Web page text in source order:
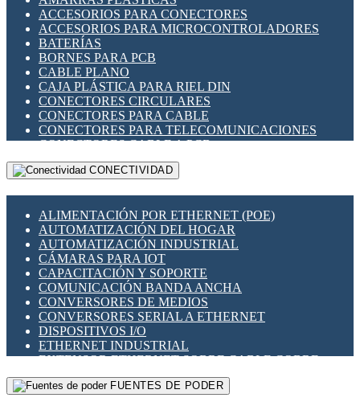
INDICADORES PARA PANEL
INTERFACES DE RELÉ
INTERRUPTORES FIN DE CARRERA
LLAVES CONMUTADORAS
MEDIDORES DE ENERGÍA Y TC'S DE CORRIENTE
MOTORES PASO A PASO
PANTALLAS HMI
PLC -CONTROLADORES LÓGICO PROGRAMABLES
PROGRAMADORES DE HORARIO
RELÉS DE PROTECCIÓN
SENSORES CAPACITIVOS
SENSORES INDUCTIVOS
TEMPORIZADORES
VARIACS
VARIADORES DE FRECUENCIA [VDF]
SECCIONADORES - INTERRUPTORES
MAQUINARIA
ACCESORIOS PARA CONECTORES
ACCESORIOS PARA MICROCONTROLADORES
BATERÍAS
BORNES PARA PCB
CABLE PLANO
CAJA PLÁSTICA PARA RIEL DIN
CONECTORES CIRCULARES
CONECTORES PARA CABLE
CONECTORES PARA TELECOMUNICACIONES
CONECTORES CABLE A PCB
CONECTORES PCB A CABLE
DIP SWITCHES
HERRAMIENTAS VARIAS
ILUMINACIÓN LED
INTERRUPTORES REED
INTERFACES DE RELÉ
OTROS RELÉS
PROTECCIÓN TÉRMICA
RELÉS AUTOMOTRICES
RELÉS DE SEÑAL
RELÉS DE ESTADO SÓLIDO SSR
RELÉS INDUSTRIALES
RELÉS MINIATURA DE POTENCIA
SENSORES MAGNÉTICOS
CONECTIVIDAD
ALIMENTACIÓN POR ETHERNET (POE)
AUTOMATIZACIÓN DEL HOGAR
AUTOMATIZACIÓN INDUSTRIAL
CÁMARAS PARA IOT
CAPACITACIÓN Y SOPORTE
COMUNICACIÓN BANDA ANCHA
CONVERSORES DE MEDIOS
CONVERSORES SERIAL A ETHERNET
DISPOSITIVOS I/O
ETHERNET INDUSTRIAL
EXTENSOR ETHERNET SOBRE CABLE COBRE
GATEWAY LORAWAN
GESTIÓN DE REDESFUENTES DE PODER